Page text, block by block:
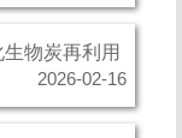
物炭再利用
2026-02-16